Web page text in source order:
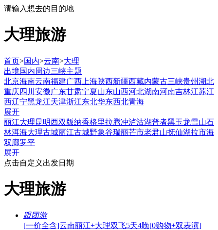
请输入想去的目的地
大理旅游
首页>国内>云南>大理
出境国内周边三峡主题
北京海南云南福建广西 上海陕西新疆西藏内蒙古三峡贵州湖北
重庆四川 安徽广东甘肃宁夏山东山西河北湖南河南吉林江苏江
西辽宁黑龙江天津浙江东北华东西北青海
展开
丽江大理昆明西双版纳香格里拉腾冲泸沽湖普者黑玉龙雪山石
林洱海大理古城丽江古城野象谷瑞丽芒市老君山抚仙湖拉市海
双廊罗平
展开
点击自定义出发日期
大理旅游
跟团游
[一价全含]云南丽江+大理双飞5天4晚[0购物+双表演]